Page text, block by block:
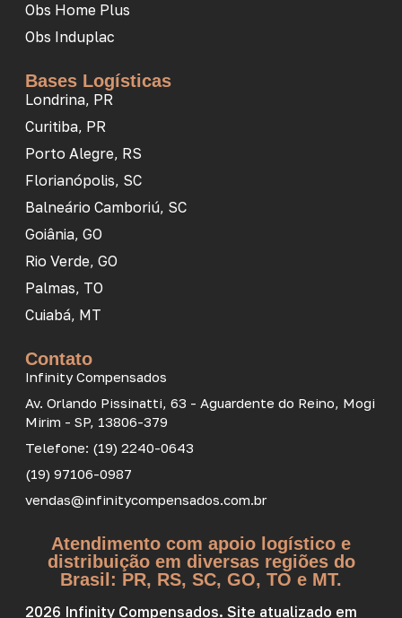
Obs Home Plus
Obs Induplac
Bases Logísticas
Londrina, PR
Curitiba, PR
Porto Alegre, RS
Florianópolis, SC
Balneário Camboriú, SC
Goiânia, GO
Rio Verde, GO
Palmas, TO
Cuiabá, MT
Contato
Infinity Compensados
Av. Orlando Pissinatti, 63 - Aguardente do Reino, Mogi
Mirim - SP, 13806-379
Telefone: (19) 2240-0643
(19) 97106-0987
vendas@infinitycompensados.com.br
Atendimento com apoio logístico e
distribuição em diversas regiões do
Brasil: PR, RS, SC, GO, TO e MT.
2026 Infinity Compensados. Site atualizado em